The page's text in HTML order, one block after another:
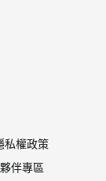
私權政策
伴專區